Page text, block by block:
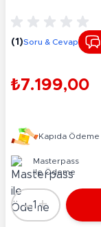
(1)Soru & Cevap
₺7.199,00
Kapıda Ödeme
Masterpass
ile Ödeme
Adet
-1 +